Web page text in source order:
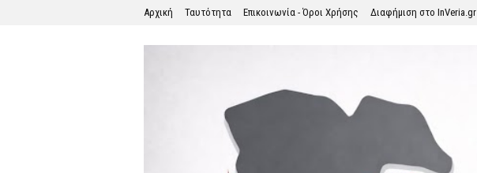
Αρχική Ταυτότητα Επικοινωνία - Όροι Χρήσης Διαφήμιση στο InVeria.gr